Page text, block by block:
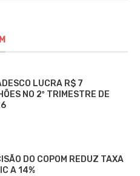
LUCRA R$ 7
NO 2º TRIMESTRE DE
DO COPOM REDUZ TAXA
A 14%